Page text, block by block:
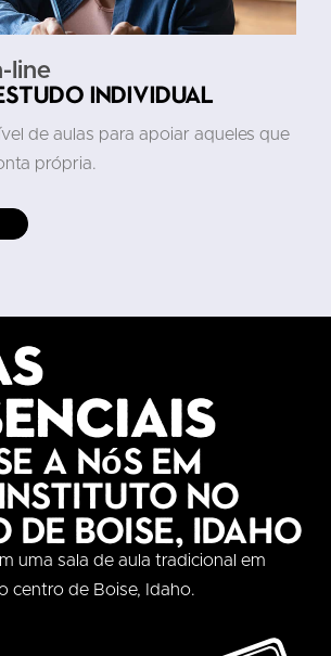
line
individual
de aulas para apoiar aqueles que
própria.
a nós em
no
Boise, Idaho
uma sala de aula tradicional em
centro de Boise, Idaho.